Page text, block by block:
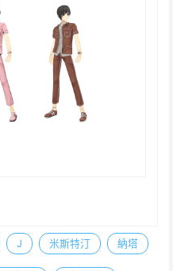
J 米斯特汀 納塔